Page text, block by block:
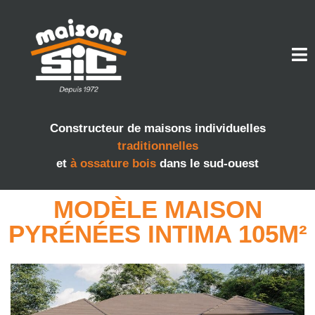
Constructeur de maisons individuelles
traditionnelles
et à ossature bois dans le sud-ouest
MODÈLE MAISON
PYRÉNÉES INTIMA 105M²